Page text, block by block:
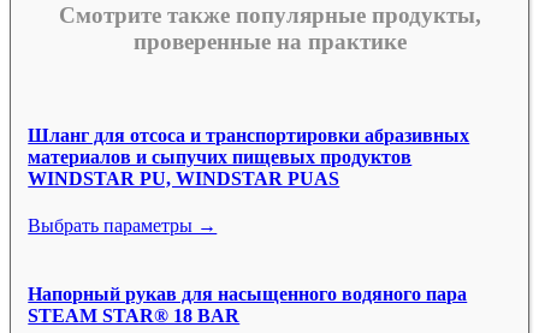
Смотрите также популярные продукты,
проверенные на практике
Шланг для отсоса и транспортировки абразивных
материалов и сыпучих пищевых продуктов
WINDSTAR PU, WINDSTAR PUAS
Выбрать параметры →
Напорный рукав для насыщенного водяного пара
STEAM STAR® 18 BAR